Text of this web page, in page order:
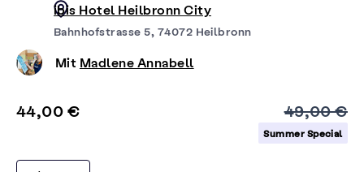
ibis Hotel Heilbronn City
Bahnhofstrasse 5, 74072 Heilbronn
Mit Madlene Annabell
44,00 € 49,00 €
Summer Special